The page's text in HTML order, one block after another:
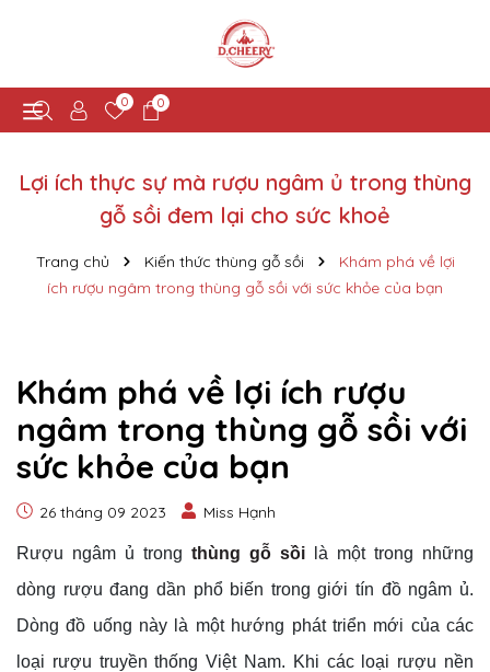
0 0
Lợi ích thực sự mà rượu ngâm ủ trong thùng
gỗ sồi đem lại cho sức khoẻ
Trang chủ Kiến thức thùng gỗ sồi
Khám phá về lợi
ích rượu ngâm trong thùng gỗ sồi với sức khỏe của bạn
Khám phá về lợi ích rượu
ngâm trong thùng gỗ sồi với
sức khỏe của bạn
26 tháng 09 2023 Miss Hạnh
Rượu ngâm ủ trong thùng gỗ sồi
là một trong những
dòng rượu đang dần phổ biến trong giới tín đồ ngâm ủ.
Dòng đồ uống này là một hướng phát triển mới của các
loại rượu truyền thống Việt Nam. Khi các loại rượu nền